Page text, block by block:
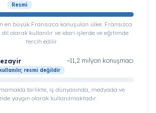
Resmi
en büyük Fransızca konuşulan ülke; Fransızca
olarak kullanılır ve idari işlerde ve eğitimde
tercih edilir.
resmi değildir
~11,2 milyon konuşmacı
birlikte, iş dünyasında, medyada ve
yaygın olarak kullanılmaktadır.